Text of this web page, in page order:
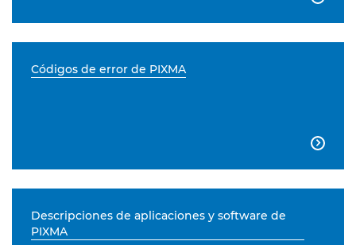
Códigos de error de PIXMA

Descripciones de aplicaciones y software de
PIXMA